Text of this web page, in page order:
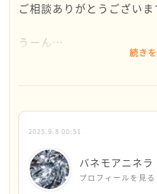
ご相談ありがとうございま
うーん…
端的に申し上げますと、
いかがでしょうか
裁判所に申し立て、お父
⇒これはできますが、お
る限り、お母様だけと絶縁
続き
2025.9.8 00:51
バネモアニネラ
プロフィールを見る